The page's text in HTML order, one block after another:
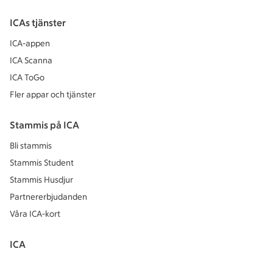
ICAs tjänster
ICA-appen
ICA Scanna
ICA ToGo
Fler appar och tjänster
Stammis på ICA
Bli stammis
Stammis Student
Stammis Husdjur
Partnererbjudanden
Våra ICA-kort
ICA